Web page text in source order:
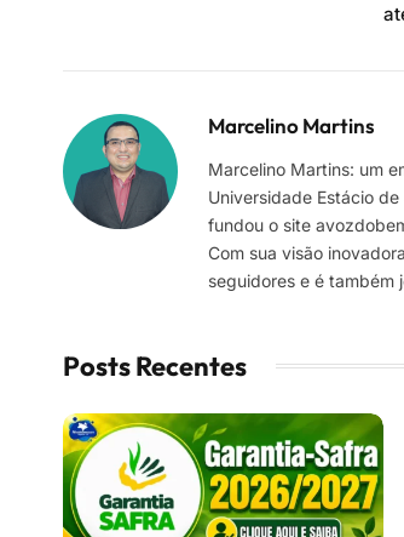
Marcelino Martins
Marcelino Martins: um
Universidade Estácio
fundou o site
Com sua visão
seguidores e é também
Posts Recentes